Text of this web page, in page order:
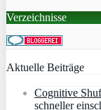
Verzeichnisse
Aktuelle Beiträge
Cognitive
schneller